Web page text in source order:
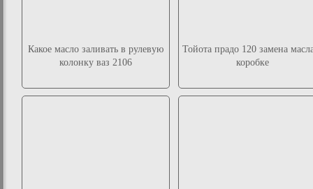
Какое масло заливать в рулевую
колонку ваз 2106
Тойота прадо 120 замена
коробке